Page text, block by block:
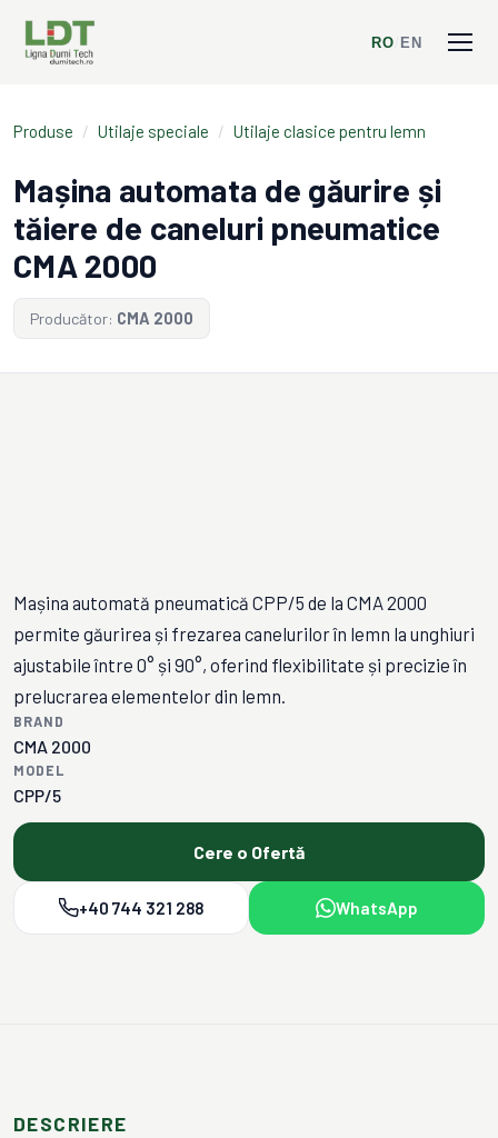
RO EN
Produse / Utilaje speciale / Utilaje clasice pentru lemn
Mașina automata de găurire și
tăiere de caneluri pneumatice
CMA 2000
Producător: CMA 2000
Mașina automată pneumatică CPP/5 de la CMA 2000
permite găurirea și frezarea canelurilor în lemn la unghiuri
ajustabile între 0° și 90°, oferind flexibilitate și precizie în
prelucrarea elementelor din lemn.
BRAND
CMA 2000
MODEL
CPP/5
Cere o Ofertă
+40 744 321 288 WhatsApp
DESCRIERE